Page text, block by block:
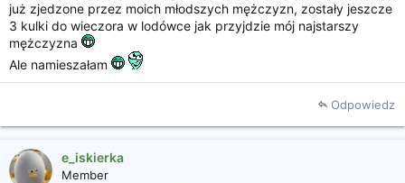
już zjedzone przez moich młodszych mężczyzn, zostały jeszcze
3 kulki do wieczora w lodówce jak przyjdzie mój najstarszy
mężczyzna
Ale namieszałam
Odpowiedz
e_iskierka
Member